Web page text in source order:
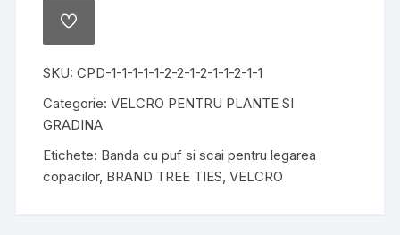
puf
pentru
legarea
copacilor
TREE
TIES
ADD
SKU:CPD-1-1-1-1-1-2-2-1-2-1-1-2-1-1
Categorie:VELCRO PENTRU PLANTE SI
GRADINA
Etichete: Banda cu puf si scai pentru legarea
copacilor, BRAND TREE TIES,VELCRO